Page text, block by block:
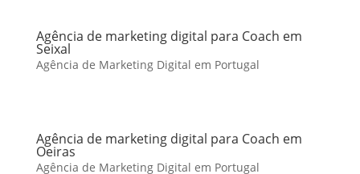
Agência de marketing digital para Coach em
Seixal
Agência de Marketing Digital em Portugal
Agência de marketing digital para Coach em
Oeiras
Agência de Marketing Digital em Portugal